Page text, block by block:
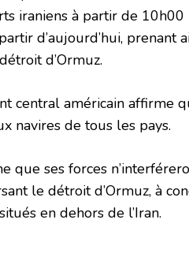
iraniens à partir de
d’aujourd’hui, prenant
d’Ormuz.
central américain affirme
navires de tous les pays.
que ses forces
le détroit d’Ormuz, à
en dehors de l’Iran.